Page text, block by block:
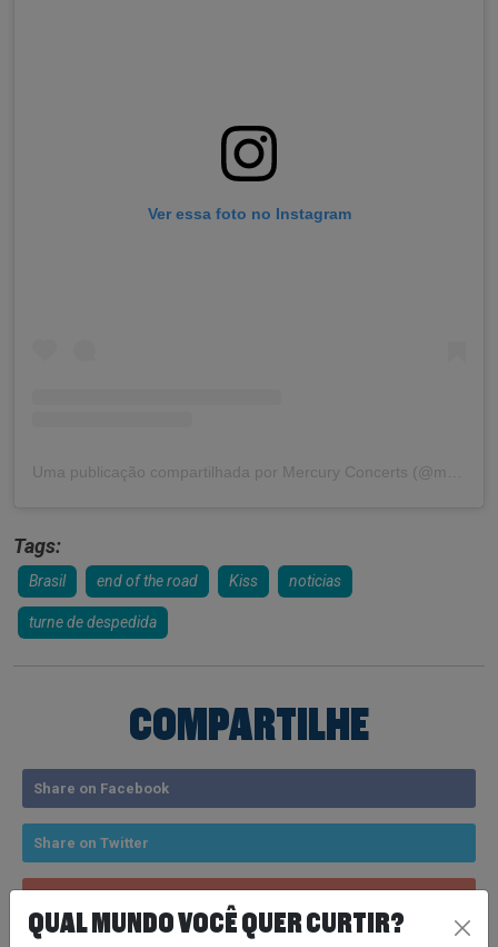
Ver essa foto no Instagram
Tags:
Brasil end of the road Kiss noticias
turne de despedida
COMPARTILHE
Share on Facebook
Share on Twitter
QUAL MUNDO VOCÊ QUER CURTIR?